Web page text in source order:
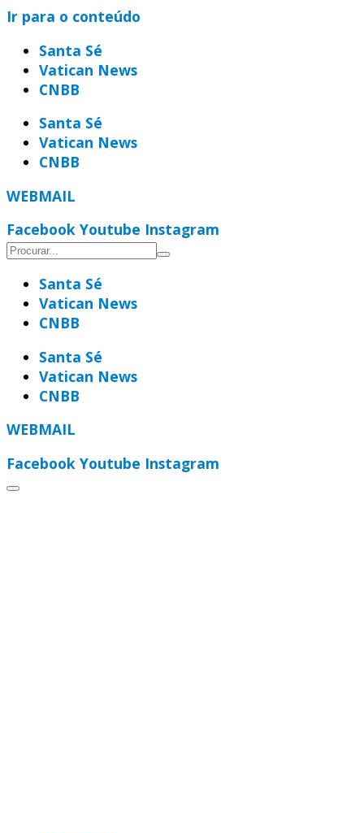
Ir para o conteúdo
Santa Sé
Vatican News
CNBB
Santa Sé
Vatican News
CNBB
WEBMAIL
Facebook Youtube Instagram
Santa Sé
Vatican News
CNBB
Santa Sé
Vatican News
CNBB
WEBMAIL
Facebook Youtube Instagram